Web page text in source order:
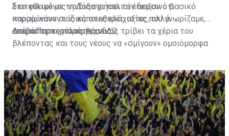
διατεθειμένος να διατηρήσει τον περσινό βασικό
κορμό, κάνοντας κάποιες ελάχιστες, αλλά
απαραίτητες παρεμβάσεις.
Στο φιλικό με τη Δόξα οι παλιοί έδειξαν ότι
παραμένουν οι ίδιες σταθερές αξίες που γνωρίζαμε,
ενώ ο Πορτογάλος τεχνικός τρίβει τα χέρια του
βλέποντας και τους νέους να «σμίγουν» ομοιόμορφα
Διαβάστε περισσότεραΕΔΩ.